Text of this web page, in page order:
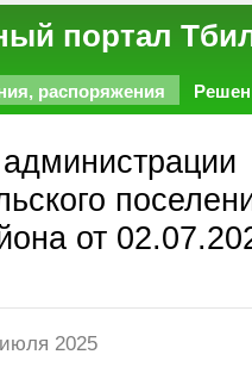
распоряжения
от
2025